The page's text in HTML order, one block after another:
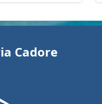
Cadore